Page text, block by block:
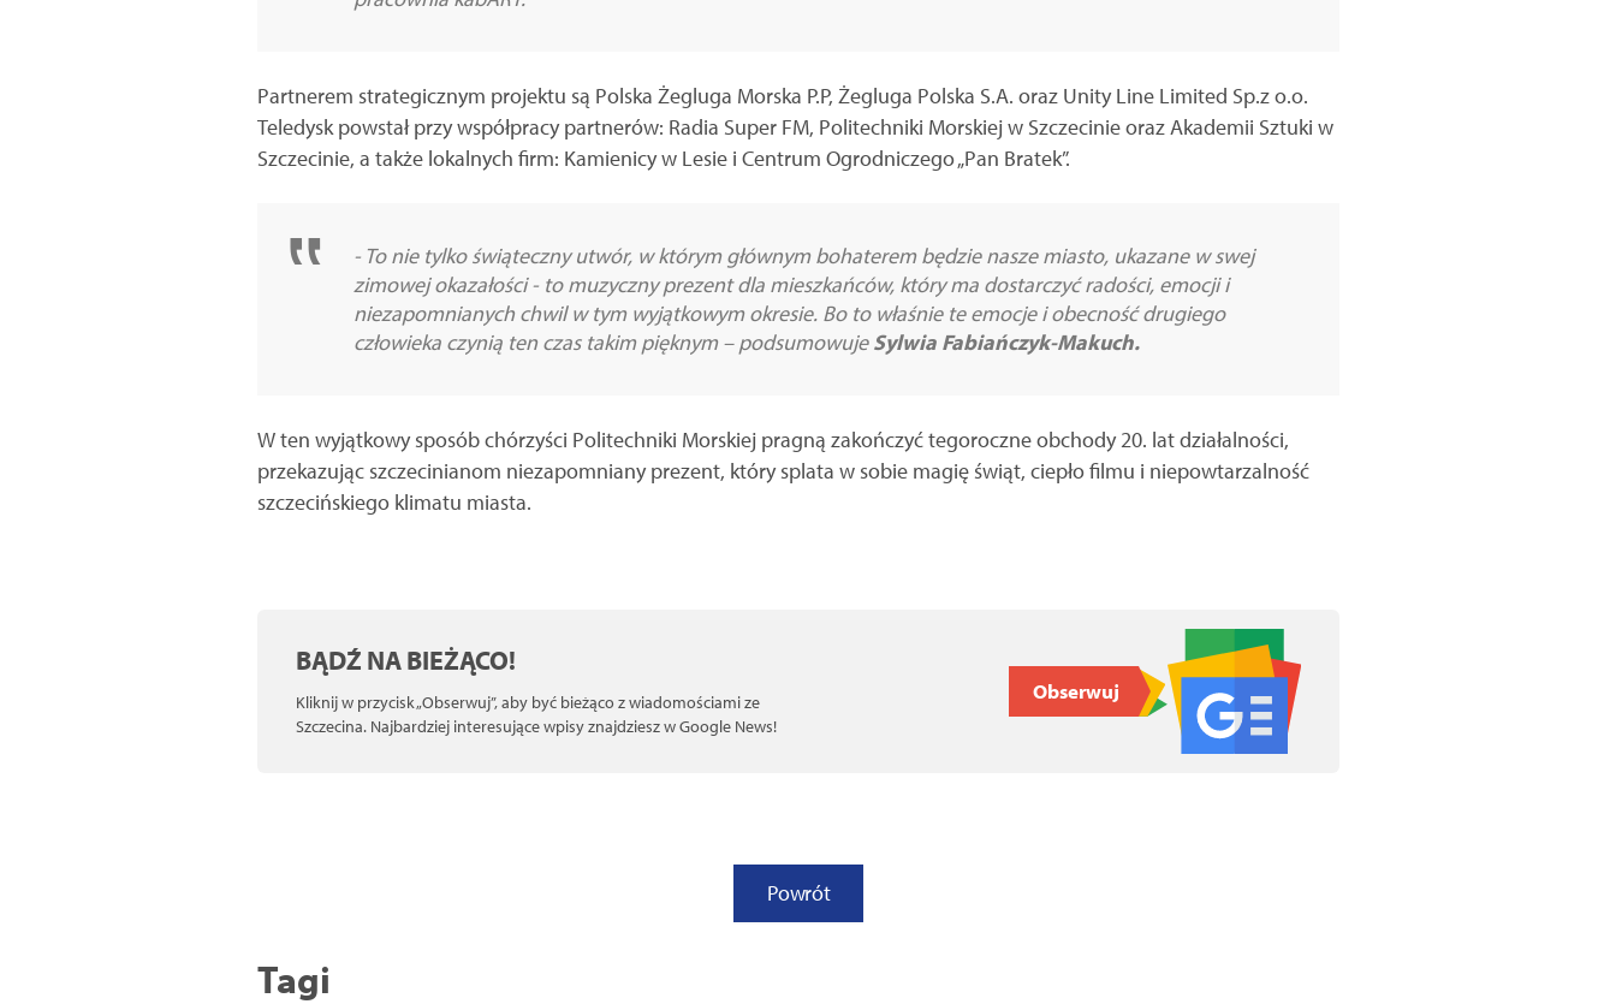
Partnerem strategicznym projektu są Polska Żegluga Morska P.P, Żegluga Polska S.A. oraz Unity Line Limited Sp.z o.o.
Teledysk powstał przy współpracy partnerów: Radia Super FM, Politechniki Morskiej w Szczecinie oraz Akademii Sztuki w
Szczecinie, a także lokalnych firm: Kamienicy w Lesie i Centrum Ogrodniczego „Pan Bratek”.
- To nie tylko świąteczny utwór, w którym głównym bohaterem będzie nasze miasto, ukazane w swej
zimowej okazałości - to muzyczny prezent dla mieszkańców, który ma dostarczyć radości, emocji i
niezapomnianych chwil w tym wyjątkowym okresie. Bo to właśnie te emocje i obecność drugiego
człowieka czynią ten czas takim pięknym – podsumowujeSylwia Fabiańczyk-Makuch.
W ten wyjątkowy sposób chórzyści Politechniki Morskiej pragną zakończyć tegoroczne obchody 20. lat działalności,
przekazując szczecinianom niezapomniany prezent, który splata w sobie magię świąt, ciepło filmu i niepowtarzalność
szczecińskiego klimatu miasta.
BĄDŹ NA BIEŻĄCO!
Kliknij w przycisk „Obserwuj”, aby być bieżąco z wiadomościami ze
Szczecina. Najbardziej interesujące wpisy znajdziesz w Google News!
Obserwuj
Powrót
Tagi